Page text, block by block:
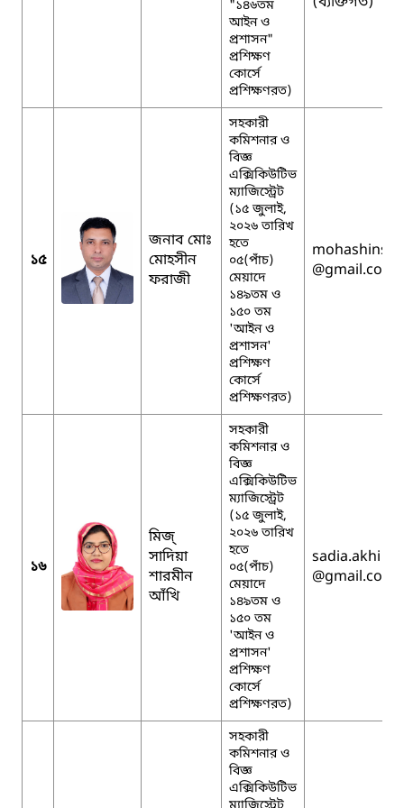
"১৪৬তম
আইন ও
প্রশাসন"
প্রশিক্ষণ
কোর্সে
প্রশিক্ষণরত)
১৫
জনাব মোঃ
মোহসীন
ফরাজী
সহকারী
কমিশনার ও
বিজ্ঞ
এক্সিকিউটিভ
ম্যাজিস্ট্রেট
(১৫ জুলাই,
২০২৬ তারিখ
হতে
০৫(পাঁচ)
মেয়াদে
১৪৯তম ও
১৫০ তম
'আইন ও
প্রশাসন'
প্রশিক্ষণ
কোর্সে
প্রশিক্ষণরত)
@gmail.com
১৬
মিজ্
সাদিয়া
শারমীন
আঁখি
সহকারী
কমিশনার ও
বিজ্ঞ
এক্সিকিউটিভ
ম্যাজিস্ট্রেট
(১৫ জুলাই,
২০২৬ তারিখ
হতে
০৫(পাঁচ)
মেয়াদে
১৪৯তম ও
১৫০ তম
'আইন ও
প্রশাসন'
প্রশিক্ষণ
কোর্সে
প্রশিক্ষণরত)
sadia.akhi
@gmail.com
সহকারী
কমিশনার ও
বিজ্ঞ
এক্সিকিউটিভ